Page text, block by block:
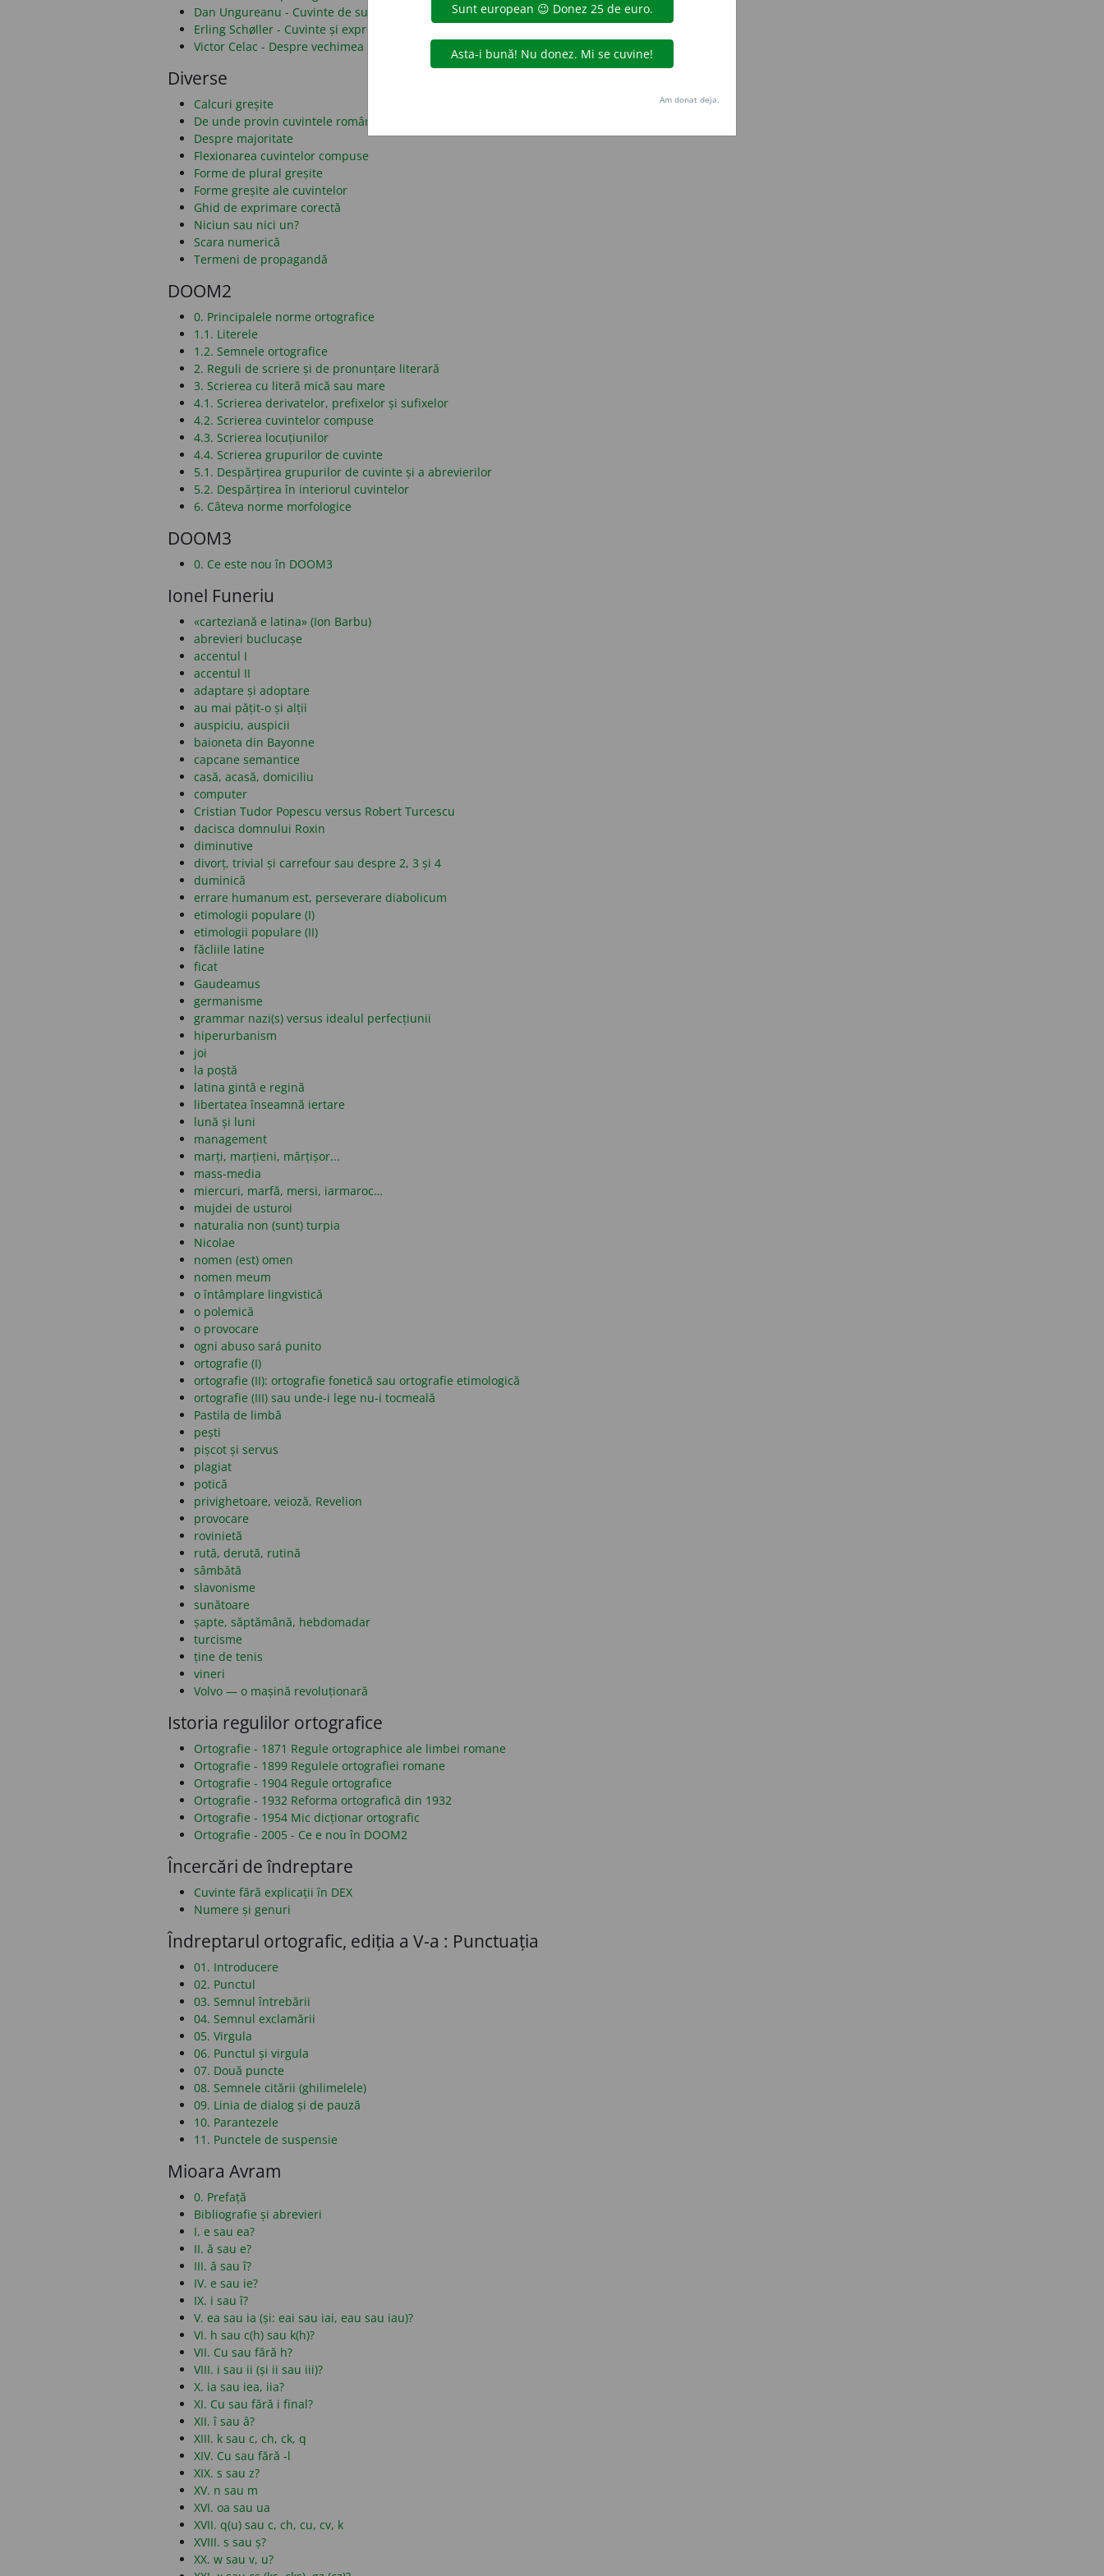
Dan Ungureanu - Cuvinte de substrat? Da. Cuvinte dacice? Nu.
Erling Schøller - Cuvinte și expresii obscene în limba română
Victor Celac - Despre vechimea și originea cuvântului «da» în limba română
Diverse
Calcuri greșite
De unde provin cuvintele românești
Despre majoritate
Flexionarea cuvintelor compuse
Forme de plural greșite
Forme greșite ale cuvintelor
Ghid de exprimare corectă
Niciun sau nici un?
Scara numerică
Termeni de propagandă
DOOM2
0. Principalele norme ortografice
1.1. Literele
1.2. Semnele ortografice
2. Reguli de scriere și de pronunțare literară
3. Scrierea cu literă mică sau mare
4.1. Scrierea derivatelor, prefixelor și sufixelor
4.2. Scrierea cuvintelor compuse
4.3. Scrierea locuțiunilor
4.4. Scrierea grupurilor de cuvinte
5.1. Despărțirea grupurilor de cuvinte și a abrevierilor
5.2. Despărțirea în interiorul cuvintelor
6. Câteva norme morfologice
DOOM3
0. Ce este nou în DOOM3
Ionel Funeriu
«carteziană e latina» (Ion Barbu)
abrevieri buclucașe
accentul I
accentul II
adaptare și adoptare
au mai pățit-o și alții
auspiciu, auspicii
baioneta din Bayonne
capcane semantice
casă, acasă, domiciliu
computer
Cristian Tudor Popescu versus Robert Turcescu
dacisca domnului Roxin
diminutive
divorț, trivial și carrefour sau despre 2, 3 și 4
duminică
errare humanum est, perseverare diabolicum
etimologii populare (I)
etimologii populare (II)
făcliile latine
ficat
Gaudeamus
germanisme
grammar nazi(s) versus idealul perfecțiunii
hiperurbanism
joi
la poștă
latina gintă e regină
libertatea înseamnă iertare
lună și luni
management
marți, marțieni, mărțișor...
mass-media
miercuri, marfă, mersi, iarmaroc…
mujdei de usturoi
naturalia non (sunt) turpia
Nicolae
nomen (est) omen
nomen meum
o întâmplare lingvistică
o polemică
o provocare
ogni abuso sará punito
ortografie (I)
ortografie (II): ortografie fonetică sau ortografie etimologică
ortografie (III) sau unde-i lege nu-i tocmeală
Pastila de limbă
pești
pișcot și servus
plagiat
potică
privighetoare, veioză, Revelion
provocare
rovinietă
rută, derută, rutină
sâmbătă
slavonisme
sunătoare
șapte, săptămână, hebdomadar
turcisme
ține de tenis
vineri
Volvo — o mașină revoluționară
Istoria regulilor ortografice
Ortografie - 1871 Regule ortographice ale limbei romane
Ortografie - 1899 Regulele ortografiei romane
Ortografie - 1904 Regule ortografice
Ortografie - 1932 Reforma ortografică din 1932
Ortografie - 1954 Mic dicționar ortografic
Ortografie - 2005 - Ce e nou în DOOM2
Încercări de îndreptare
Cuvinte fără explicații în DEX
Numere și genuri
Îndreptarul ortografic, ediția a V-a : Punctuația
01. Introducere
02. Punctul
03. Semnul întrebării
04. Semnul exclamării
05. Virgula
06. Punctul și virgula
07. Două puncte
08. Semnele citării (ghilimelele)
09. Linia de dialog și de pauză
10. Parantezele
11. Punctele de suspensie
Mioara Avram
0. Prefață
Bibliografie și abrevieri
I. e sau ea?
II. ă sau e?
III. ă sau î?
IV. e sau ie?
IX. i sau î?
V. ea sau ia (și: eai sau iai, eau sau iau)?
VI. h sau c(h) sau k(h)?
VII. Cu sau fără h?
VIII. i sau ii (și ii sau iii)?
X. ia sau iea, iia?
XI. Cu sau fără i final?
XII. î sau â?
XIII. k sau c, ch, ck, q
XIV. Cu sau fără -l
XIX. s sau z?
XV. n sau m
XVI. oa sau ua
XVII. q(u) sau c, ch, cu, cv, k
XVIII. s sau ș?
XX. w sau v, u?
Am donat deja.